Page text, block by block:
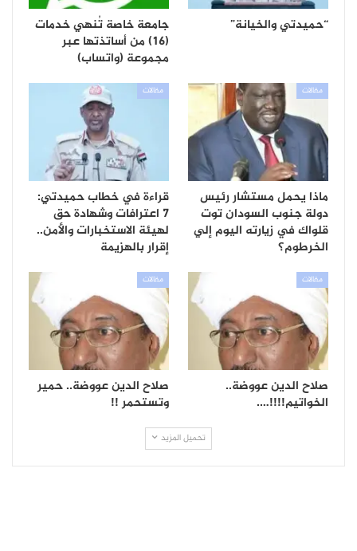
“حميدتي والخيانة”
جامعة خاصة تُنهي خدمات
(16) من أساتذتها عبر
مجموعة (واتساب)
مقالات
ماذا يحمل مستشار رئيس
دولة جنوب السودان توت
قلواك في زيارته اليوم إلي
الخرطوم؟
مقالات
قراءة في خطاب حميدتي:
7 اعترافات وشهادة حق
لهيئة الاستخبارات والأمن..
إقرار بالهزيمة
مقالات
صلاح الدين عووضة..
الخواتيم!!!!….
مقالات
صلاح الدين عووضة.. حمير
وتستحمر !!
تحميل المزيد